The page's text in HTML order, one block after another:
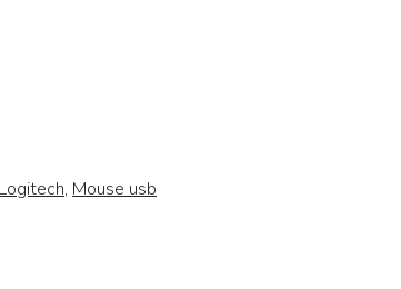
Logitech, Mouse usb